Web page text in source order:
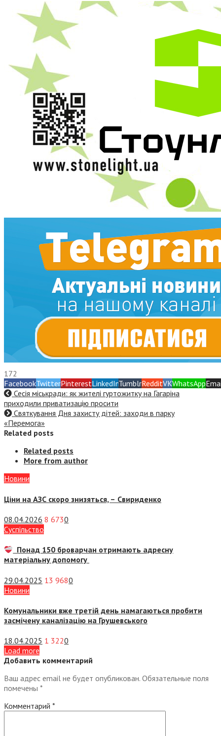
172
FacebookTwitterPinterestLinkedInTumblrRedditVKWhatsApp
Сесія міськради: як жителі гуртожитку на Гагаріна
приходили приватизацію просити
Святкування Дня захисту дітей: заходи в парку
«Перемога»
Related posts
Related posts
More from author
Новини
Ціни на АЗС скоро знизяться, – Свириденко
08.04.2026 8 6730
Суспiльство
Понад 150 броварчан отримають адресну
матеріальну допомогу
29.04.2025 13 9680
Новини
Комунальники вже третій день намагаються пробити
засмічену каналізацію на Грушевського
18.04.2025 1 3220
Load more
Добавить комментарий
Ваш адрес email не будет опубликован. Обязательные поля
помечены *
Комментарий *